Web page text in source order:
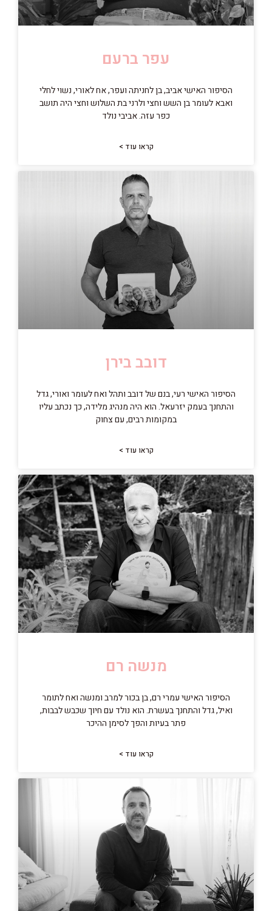
עפר ברעם
הסיפור האישי אביב, בן לחניתה ועפר, אח לאורי, נשוי לחלי
ואבא לעומר בן השש וחצי ולרני בת השלוש וחצי היה תושב
כפר עזה. אביבי נולד
קראו עוד >
דובב בירן
הסיפור האישי רעי, בנם של דובב ותהל ואח לעומר ואורי, גדל
והתחנך בעמק יזרעאל. הוא היה מנהיג מלידה, כך נכתב עליו
במקומות רבים, עם צחוק
קראו עוד >
מנשה רם
הסיפור האישי עמרי רם, בן בכור למרב ומנשה ואח לתומר
ואיל, גדל והתחנך בעשרת. הוא נולד עם חיוך שכבש לבבות,
פתר בעיות והפך לסימן ההיכר
קראו עוד >